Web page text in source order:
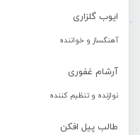
ایوب گلزاری
آهنگساز و خواننده
آرشام غفوری
نوازنده و تنظیم کننده
طالب پیل افکن